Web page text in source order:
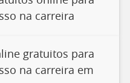
na carreira
gratuitos para
na carreira em